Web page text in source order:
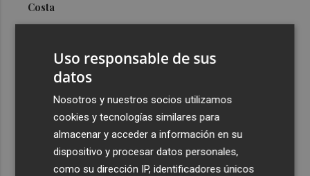
Costa
San Javier da viabilidad al nuevo contrato del transporte
324 habitaciones
Estos son los estrenos que abren la cartelera en agosto:
de la comedia 'El último mono' a una nueva entrega de
'La Patrulla Canina'
Uso responsable de sus
datos
Nosotros y nuestros socios utilizamos
cookies y tecnologías similares para
almacenar y acceder a información en su
dispositivo y procesar datos personales,
como su dirección IP, identificadores únicos